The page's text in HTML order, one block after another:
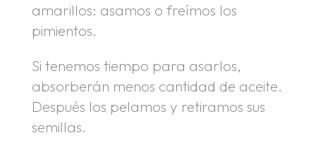
amarillos: asamos o freímos los
pimientos.
Si tenemos tiempo para asarlos,
absorberán menos cantidad de aceite.
Después los pelamos y retiramos sus
semillas.